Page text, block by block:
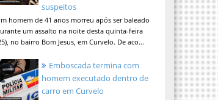
suspeitos
homem de 41 anos morreu após ser baleado
um assalto na noite desta quinta-feira
no bairro Bom Jesus, em Curvelo. De aco...
Emboscada termina com
homem executado dentro de
carro em Curvelo